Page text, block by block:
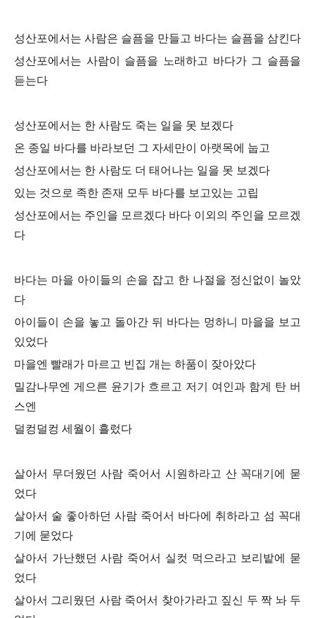
성산포에서는 사람은 슬픔을 만들고 바다는 슬픔을 삼킨다
성산포에서는 사람이 슬픔을 노래하고 바다가 그 슬픔을
듣는다
성산포에서는 한 사람도 죽는 일을 못 보겠다
온 종일 바다를 바라보던 그 자세만이 아랫목에 눕고
성산포에서는 한 사람도 더 태어나는 일을 못 보겠다
있는 것으로 족한 존재 모두 바다를 보고있는 고립
성산포에서는 주인을 모르겠다 바다 이외의 주인을 모르겠
다
바다는 마을 아이들의 손을 잡고 한 나절을 정신없이 놀았
다
아이들이 손을 놓고 돌아간 뒤 바다는 멍하니 마을을 보고
있었다
마을엔 빨래가 마르고 빈집 개는 하품이 잦아았다
밀감나무엔 게으른 윤기가 흐르고 저기 여인과 함게 탄 버
스엔
덜컹덜컹 세월이 흘렀다
살아서 무더웠던 사람 죽어서 시원하라고 산 꼭대기에 묻
었다
살아서 술 좋아하던 사람 죽어서 바다에 취하라고 섬 꼭대
기에 묻었다
살아서 가난했던 사람 죽어서 실컷 먹으라고 보리밭에 묻
었다
살아서 그리웠던 사람 죽어서 찾아가라고 짚신 두 짝 놔 두